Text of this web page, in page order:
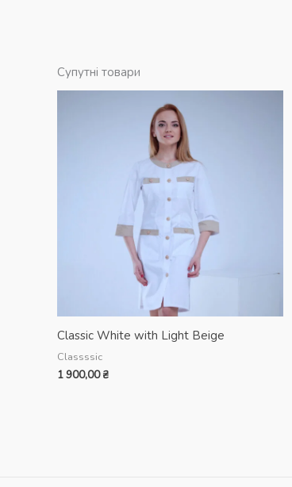
Супутні товари
Classic White with Light Beige
Classssic
1 900,00₴